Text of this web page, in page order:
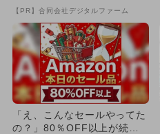
い方”がこれ
【PR】合同会社デジタルファーム
「え、こんなセールやってた
の？」80％OFF以上が続々